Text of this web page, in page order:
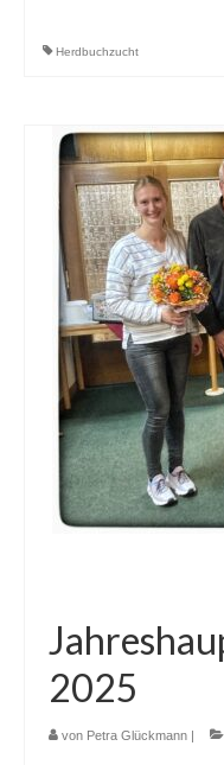
Herdbuchzucht
2025
von Petra Glückmann |